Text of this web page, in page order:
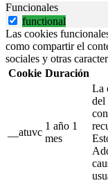
Funcionales
functional
Las cookies
como compartir el
sociales y otras
Cookie Duración
__atuvc
1 año 1
mes
La
del